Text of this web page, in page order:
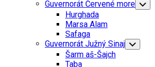
Menu
Guvernorát Červené more Toggle
Child
Hurghada
Marsa Alam
Safaga
Guvernorát Južný Sinaj Toggle
Child
Šarm aš-Šajch
Taba